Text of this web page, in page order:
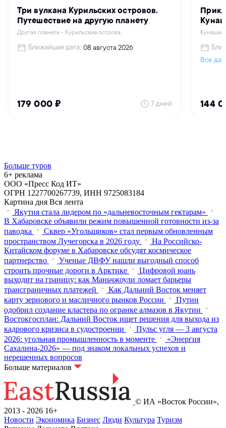
Больше туров
6+ реклама
ООО «Пресс Код ИТ»
ОГРН 1227700267739, ИНН 9725083184
Картина дня Вся лента
Якутия стала лидером по «дальневосточным гектарам»
В Хабаровске объявили режим повышенной готовности из‑за
паводка
Сквер «Угольщиков» стал первым обновленным
пространством Лучегорска в 2026 году
На Российско-
Китайском форуме в Хабаровске обсудят космическое
партнерство
Ученые ДВФУ нашли выгодный способ
строить прочные дороги в Арктике
Цифровой юань
выходит на границу: как Маньчжоули ломает барьеры
трансграничных платежей
Как Дальний Восток меняет
карту зернового и масличного рынков России
Путин
одобрил создание кластера по огранке алмазов в Якутии
Востокгосплан: Дальний Восток ищет решения для выхода из
кадрового кризиса в судостроении
Пульс угля — 3 августа
2026: угольная промышленность в моменте
«Энергия
Сахалина-2026» — под знаком локальных успехов и
нерешенных вопросов
Больше материалов
© ИА «Восток России»,
2013 - 2026 16+
Новости Экономика Бизнес Люди Культура Туризм